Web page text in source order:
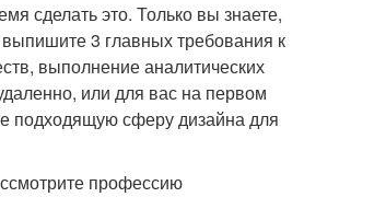
сделать это. Только вы знаете,
3 главных требования к
выполнение аналитических
или для вас на первом
подходящую сферу дизайна для
профессию